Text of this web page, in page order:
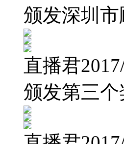
颁发深圳
直播君
颁发第三